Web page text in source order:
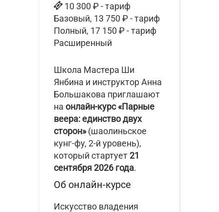
10 300 ₽ - тариф
Базовый, 13 750 ₽ - тариф
Полный, 17 150 ₽ - тариф
Расширенный
Школа Мастера Ши
Янбина и инструктор Анна
Большакова приглашают
на онлайн-курс «Парные
веера: единство двух
сторон»(шаолиньское
кунг-фу, 2-й уровень),
который стартует21
сентября 2026 года.
Об онлайн-курсе
Искусство владения